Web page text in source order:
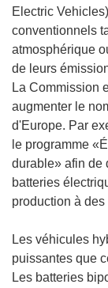
Electric
conventionnels
atmosphérique
de leurs
La Commission
augmenter le
d'Europe. Par
le programme
durable» afin de
batteries
production à
Les véhicules
puissantes que
Les batteries